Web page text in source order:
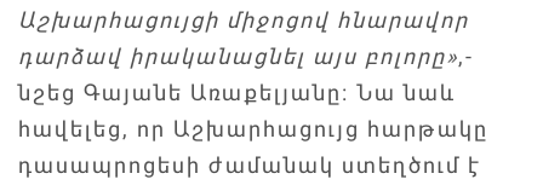
Աշխարհացույցի միջոցով հնարավոր
դարձավ իրականացնել այս բոլորը»,-
նշեց Գայանե Առաքելյանը: Նա նաև
հավելեց, որ Աշխարհացույց հարթակը
դասապրոցեսի ժամանակ ստեղծում է